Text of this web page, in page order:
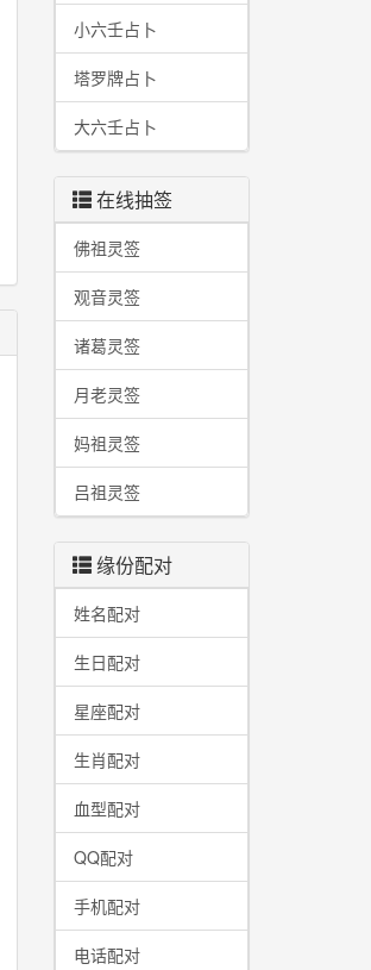
小六壬占卜
塔罗牌占卜
大六壬占卜
在线抽签
佛祖灵签
观音灵签
诸葛灵签
月老灵签
妈祖灵签
吕祖灵签
缘份配对
姓名配对
生日配对
星座配对
生肖配对
血型配对
QQ配对
手机配对
电话配对